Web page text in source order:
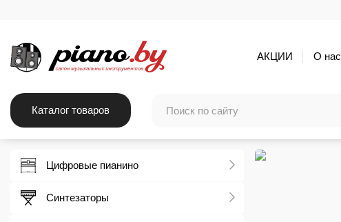
АКЦИИ О нас
Каталог товаров
Цифровые пианино
Синтезаторы